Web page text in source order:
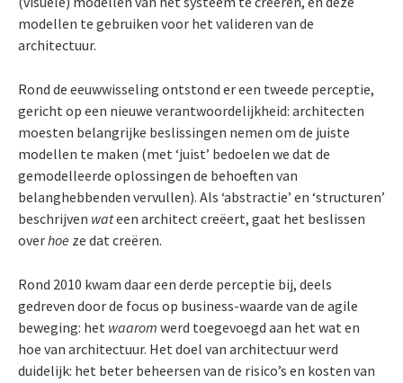
modellen te gebruiken voor het valideren van de
architectuur.
Rond de eeuwwisseling ontstond er een tweede perceptie,
gericht op een nieuwe verantwoordelijkheid: architecten
moesten belangrijke beslissingen nemen om de juiste
modellen te maken (met ‘juist’ bedoelen we dat de
gemodelleerde oplossingen de behoeften van
belanghebbenden vervullen). Als ‘abstractie’ en ‘structuren’
beschrijven wateen architect creëert, gaat het beslissen
overhoe ze dat creëren.
Rond 2010 kwam daar een derde perceptie bij, deels
gedreven door de focus op business-waarde van de agile
beweging: het waarom werd toegevoegd aan het wat en
hoe van architectuur. Het doel van architectuur werd
duidelijk: het beter beheersen van de risico’s en kosten van